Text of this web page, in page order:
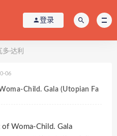
登录
·达利
06
Child. Gala (Utopian Fa
Woma-Child. Gala